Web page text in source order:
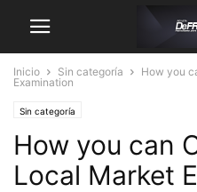
Inicio Sin categoría
How you
Examination
Sin categoría
How you can
Local Market